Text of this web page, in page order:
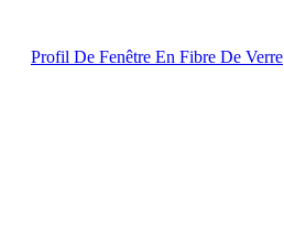
Profil De Fenêtre En Fibre De Verre